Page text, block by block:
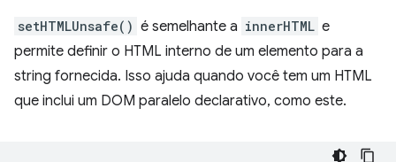
setHTMLUnsafe() é semelhante a innerHTML e
permite definir o HTML interno de um elemento para a
string fornecida. Isso ajuda quando você tem um HTML
que inclui um DOM paralelo declarativo, como este.